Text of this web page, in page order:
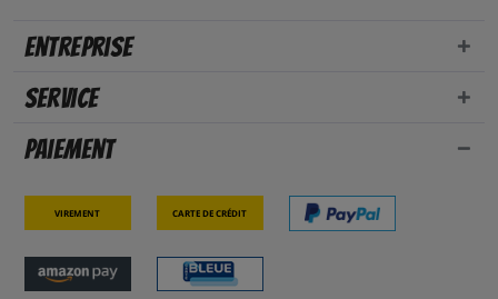
Entreprise
Service
Paiement
Virement Carte de crédit